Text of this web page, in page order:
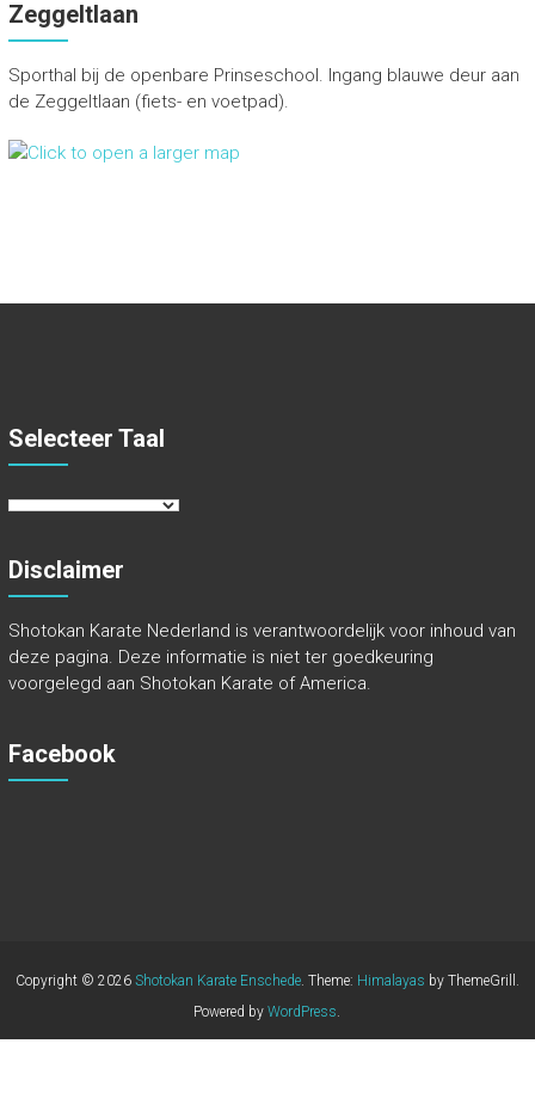
Zeggeltlaan
Sporthal bij de openbare Prinseschool. Ingang blauwe deur aan
de Zeggeltlaan (fiets- en voetpad).
Selecteer Taal
Disclaimer
Shotokan Karate Nederland is verantwoordelijk voor inhoud van
deze pagina. Deze informatie is niet ter goedkeuring
voorgelegd aan Shotokan Karate of America.
Facebook
Copyright © 2026 Shotokan Karate Enschede. Theme: Himalayas by ThemeGrill.
Powered byWordPress.